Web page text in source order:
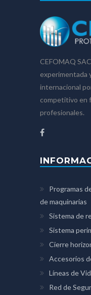
CEFOMAQ
experimentada
internacional
competitivo en
profesionales.
Programas
de maquinarias
Sistema de
Sistema
Cierre
Accesorios
Líneas de
Red de